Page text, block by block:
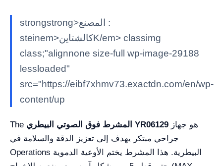
strongstrong>المصنع :
steinem>كالشتاينK/em> classimg
class;"alignnone size-full wp-image-29188
lessloaded"
src="https://eibf7xhmv73.exactdn.com/en/wp-
content/up
The المشرط فوق الصوتي البيطري YR06129
جراحي مبتكر يهدف إلى تعزيز الدقة والسلامة في
Operations البيطرية. هذا المشرط يختم الأوعية الدموية